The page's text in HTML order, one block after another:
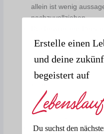
allein ist wenig
nachzuvollziehen.
dem jeweiligen
Angabe, kann das
Einzelauflistungen
Personen nicht
Andere Fehler bei
Erstelle einen
und deine
begeistert auf
Du suchst den